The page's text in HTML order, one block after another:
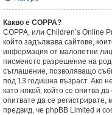
Какво е COPPA?
COPPA, или Children’s Online
който задължава сайтове,
информация от малолетни
писменото разрешение на
съглашение, позволяващо
под 13 годишна възраст. Ако
като някой, който се опитва
опитвате да се
предвид, че phpBB Limited и